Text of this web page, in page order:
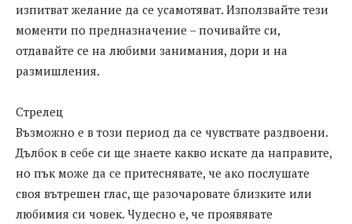
изпитват желание да се усамотяват. Използвайте тези
моменти по предназначение – почивайте си,
отдавайте се на любими занимания, дори и на
размишления.
Стрелец
Възможно е в този период да се чувствате раздвоени.
Дълбок в себе си ще знаете какво искате да направите,
но пък може да се притеснявате, че ако послушате
своя вътрешен глас, ще разочаровате близките или
любимия си човек. Чудесно е, че проявявате